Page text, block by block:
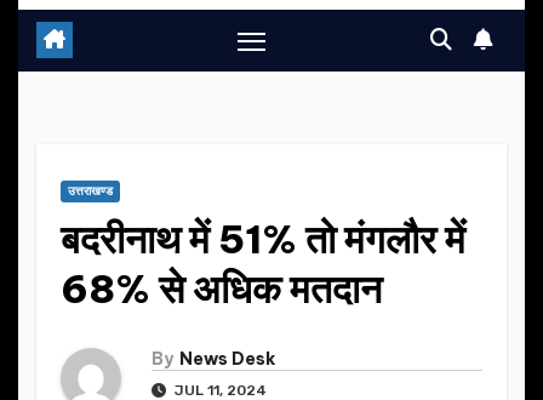
उत्तराखण्ड
बदरीनाथ में 51% तो मंगलौर में
68% से अधिक मतदान
By News Desk
JUL 11, 2024